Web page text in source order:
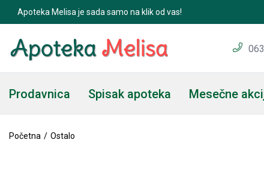
Apoteka Melisa je sada samo na klik od vas!
Prodavnica Spisak apoteka Mesečne
Početna Ostalo